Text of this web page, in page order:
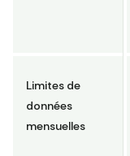
Limites de
données
mensuelles